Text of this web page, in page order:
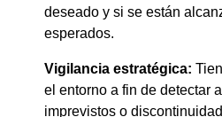
deseado y si se están
esperados.
Vigilancia estratégica:
el entorno a fin de detectar
imprevistos o